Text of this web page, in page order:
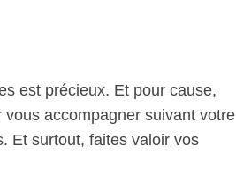
est précieux. Et pour cause,
accompagner suivant votre
Et surtout, faites valoir vos